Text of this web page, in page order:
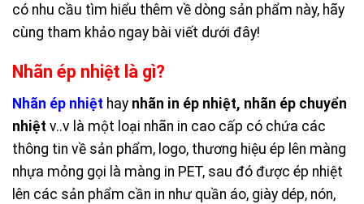
có nhu cầu tìm hiểu thêm về dòng sản phẩm này, hãy
cùng tham khảo ngay bài viết dưới đây!
Nhãn ép nhiệt là gì?
Nhãn ép nhiệt hay nhãn in ép nhiệt, nhãn ép chuyển
nhiệt v..v là một loại nhãn in cao cấp có chứa các
thông tin về sản phẩm, logo, thương hiệu ép lên màng
nhựa mỏng gọi là màng in PET, sau đó được ép nhiệt
lên các sản phẩm cần in như quần áo, giày dép, nón,